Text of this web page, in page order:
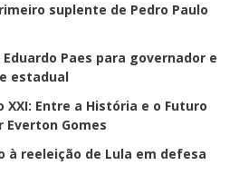
suplente de Pedro Paulo
Paes para governador e
estadual
XXI: Entre a História e o Futuro
Everton Gomes
à reeleição de Lula em defesa